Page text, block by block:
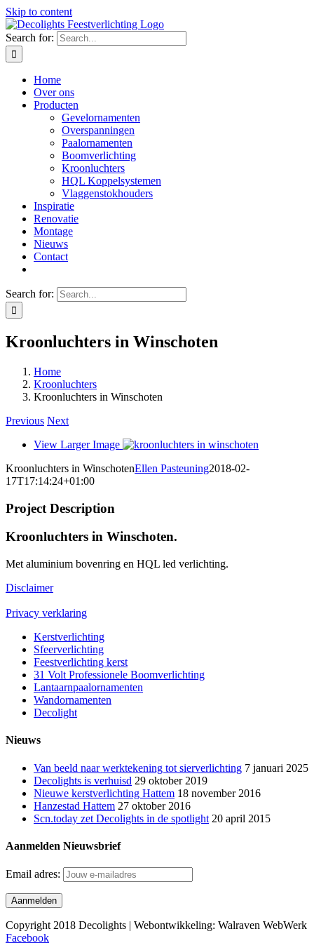
Skip to content
Search for:
Home
Over ons
Producten
Gevelornamenten
Overspanningen
Paalornamenten
Boomverlichting
Kroonluchters
HQL Koppelsystemen
Vlaggenstokhouders
Inspiratie
Renovatie
Montage
Nieuws
Contact
Search for:
Kroonluchters in Winschoten
Home
Kroonluchters
Kroonluchters in Winschoten
Previous Next
View Larger Image
Kroonluchters in WinschotenEllen Pasteuning2018-02-
17T17:14:24+01:00
Project Description
Kroonluchters in Winschoten.
Met aluminium bovenring en HQL led verlichting.
Disclaimer
Privacy verklaring
Kerstverlichting
Sfeerverlichting
Feestverlichting kerst
31 Volt Professionele Boomverlichting
Lantaarnpaalornamenten
Wandornamenten
Decolight
Nieuws
Van beeld naar werktekening tot sierverlichting 7 januari 2025
Decolights is verhuisd 29 oktober 2019
Nieuwe kerstverlichting Hattem 18 november 2016
Hanzestad Hattem 27 oktober 2016
Scn.today zet Decolights in de spotlight 20 april 2015
Aanmelden Nieuwsbrief
Email adres:
Copyright 2018 Decolights | Webontwikkeling: Walraven WebWerk
Facebook